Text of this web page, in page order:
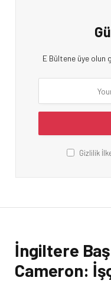
E Bültene üye olun
Gizlilik
İngiltere
Cameron: